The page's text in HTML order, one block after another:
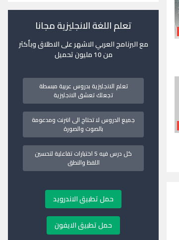
تعلم اللغة الانجليزية مجانا
مع البرنامج العربي الاشهر على الاطلاق وبأكثر
من 10 مليون تحميل
تعلم الانجليزية بدروس عربية مبسطة
تجعلك تعشق الانجليزية
جميع الدروس لا تحتاج الى انترنت ومدعومة
بالصوت والصورة
كل درس فيه 5 اختبارات تفاعلية لتحسين
اللفظ والنطق
حمل تطبيق الاندرويد
حمل تطبيق الايفون